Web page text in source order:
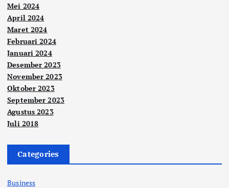
Mei 2024
April 2024
Maret 2024
Februari 2024
Januari 2024
Desember 2023
November 2023
Oktober 2023
September 2023
Agustus 2023
Juli 2018
Categories
Business